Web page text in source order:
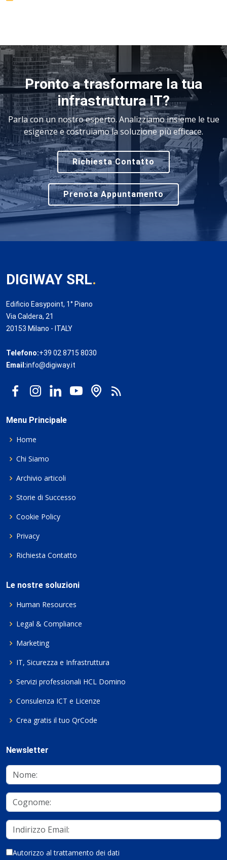
Pronto a trasformare la tua
infrastruttura IT?
Parla con un nostro esperto. Analizziamo insieme le tue
esigenze e costruiamo la soluzione più efficace.
Richiesta Contatto
Prenota Appuntamento
DIGIWAY SRL.
Edificio Easypoint, 1° Piano
Via Caldera, 21
20153 Milano - ITALY
Telefono:+39 02 8715 8030
Email:info@digiway.it
Menu Principale
Home
Chi Siamo
Archivio articoli
Storie di Successo
Cookie Policy
Privacy
Richiesta Contatto
Le nostre soluzioni
Human Resources
Legal & Compliance
Marketing
IT, Sicurezza e Infrastruttura
Servizi professionali HCL Domino
Consulenza ICT e Licenze
Crea gratis il tuo QrCode
Newsletter
Autorizzo al trattamento dei dati